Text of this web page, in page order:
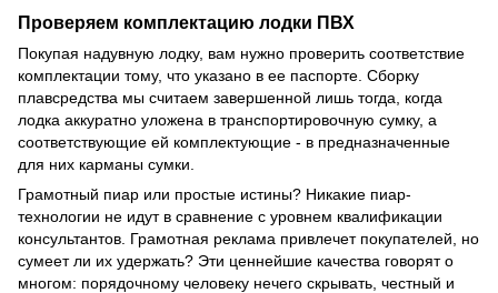
Проверяем комплектацию лодки ПВХ
Покупая надувную лодку, вам нужно проверить соответствие
комплектации тому, что указано в ее паспорте. Сборку
плавсредства мы считаем завершенной лишь тогда, когда
лодка аккуратно уложена в транспортировочную сумку, а
соответствующие ей комплектующие - в предназначенные
для них карманы сумки.
Грамотный пиар или простые истины? Никакие пиар-
технологии не идут в сравнение с уровнем квалификации
консультантов. Грамотная реклама привлечет покупателей, но
сумеет ли их удержать? Эти ценнейшие качества говорят о
многом: порядочному человеку нечего скрывать, честный и